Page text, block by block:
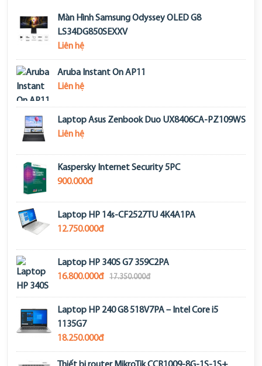
Màn Hình Samsung Odyssey OLED G8
LS34DG850SEXXV
Liên hệ
Aruba Instant On AP11
Liên hệ
Laptop Asus Zenbook Duo UX8406CA-PZ109WS
Liên hệ
Kaspersky Internet Security 5PC
900.000đ
Laptop HP 14s-CF2527TU 4K4A1PA
12.750.000đ
Laptop HP 340S G7 359C2PA
16.800.000đ
17.350.000đ
Laptop HP 240 G8 518V7PA – Intel Core i5
1135G7
18.250.000đ